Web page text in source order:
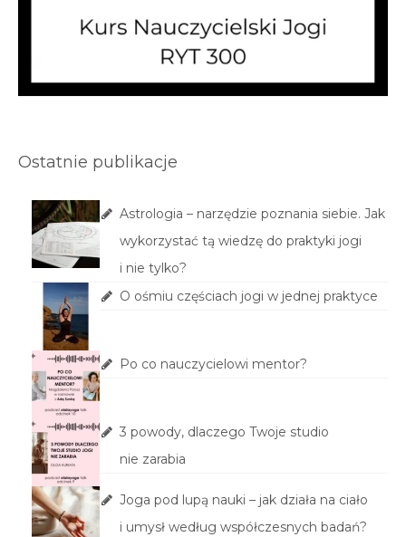
Ostatnie publikacje
Astrologia – narzędzie poznania siebie. Jak
wykorzystać tą wiedzę do praktyki jogi
i nie tylko?
O ośmiu częściach jogi w jednej praktyce
Po co nauczycielowi mentor?
3 powody, dlaczego Twoje studio
nie zarabia
Joga pod lupą nauki – jak działa na ciało
i umysł według współczesnych badań?